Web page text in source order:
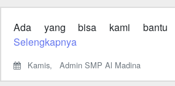
Ada yang bisa kami bantu
Selengkapnya
Kamis, Admin SMP Al Madina